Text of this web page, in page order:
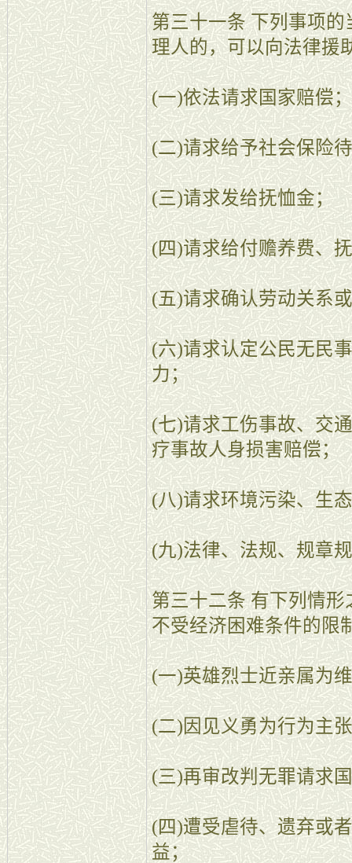
第三十一条 下列事项
理人的，可以向法律援
(一)依法请求国家赔偿；
(二)请求给予社会保险
(三)请求发给抚恤金；
(四)请求给付赡养费、
(五)请求确认劳动关系
(六)请求认定公民无民
力；
(七)请求工伤事故、交
疗事故人身损害赔偿；
(八)请求环境污染、生
(九)法律、法规、规章
第三十二条 有下列情
不受经济困难条件的限
(一)英雄烈士近亲属为
(二)因见义勇为行为主
(三)再审改判无罪请求
(四)遭受虐待、遗弃或
益；